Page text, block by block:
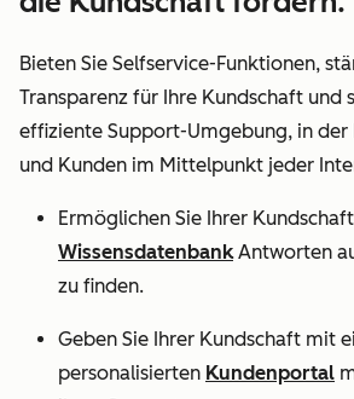
Bieten Sie Selfservice-Funktionen,
Transparenz für Ihre Kundschaft und
effiziente Support-Umgebung, in der
und Kunden im Mittelpunkt jeder
Ermöglichen Sie Ihrer
WissensdatenbankAntworten
zu finden.
Geben Sie Ihrer Kundschaft mit
personalisierten Kundenportal